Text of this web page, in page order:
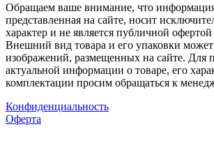
Обращаем ваше внимание, что
представленная на сайте, носит
характер и не является публичной
Внешний вид товара и его упаковки может
изображений, размещенных на сайте. Для
актуальной информации о товаре, его
комплектации просим обращаться к
Конфиденциальность
Оферта